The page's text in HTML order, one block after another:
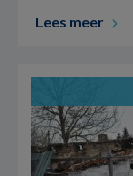
Lees meer